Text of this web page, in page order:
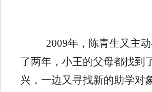
2009年，陈青生又主
了两年，小王的父母都找到
兴，一边又寻找新的助学对